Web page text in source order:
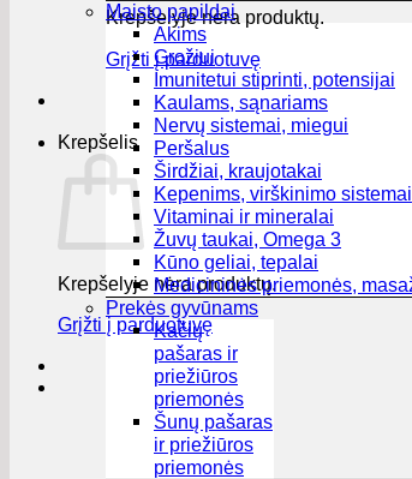
Krepšelyje nėra produktų.
Grįžti į parduotuvę
Krepšelis
Krepšelyje nėra produktų.
Grįžti į parduotuvę
Maisto papildai
Akims
Grožiui
Imunitetui stiprinti, potensijai
Kaulams, sąnariams
Nervų sistemai, miegui
Peršalus
Širdžiai, kraujotakai
Kepenims, virškinimo
Vitaminai ir mineralai
Žuvų taukai, Omega 3
Kūno geliai, tepalai
Medicininės priemonės,
Prekės gyvūnams
Kačių
pašaras ir
priežiūros
priemonės
Šunų pašaras
ir priežiūros
priemonės